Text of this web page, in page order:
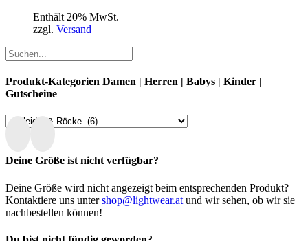
Enthält 20% MwSt.
zzgl. Versand
Produkt-Kategorien Damen | Herren | Babys | Kinder |
Gutscheine
Deine Größe ist nicht verfügbar?
Deine Größe wird nicht angezeigt beim entsprechenden Produkt?
Kontaktiere uns untershop@lightwear.at und wir sehen, ob wir sie
nachbestellen können!